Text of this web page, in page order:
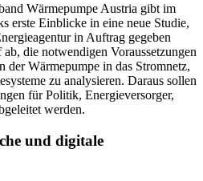
Wärmepumpe Austria gibt im
erste Einblicke in eine neue Studie,
in Auftrag gegeben
die notwendigen Voraussetzungen
der Wärmepumpe in das Stromnetz,
zu analysieren. Daraus sollen
für Politik, Energieversorger,
werden.
und digitale